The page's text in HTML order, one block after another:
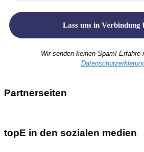
Wir senden keinen Spam! Erfahre
Partnerseiten
topE in den sozialen medien